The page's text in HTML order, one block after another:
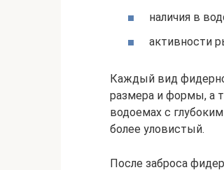
наличия в
активности
Каждый вид
размера и формы, а
водоемах с
более уловистый.
После заброса